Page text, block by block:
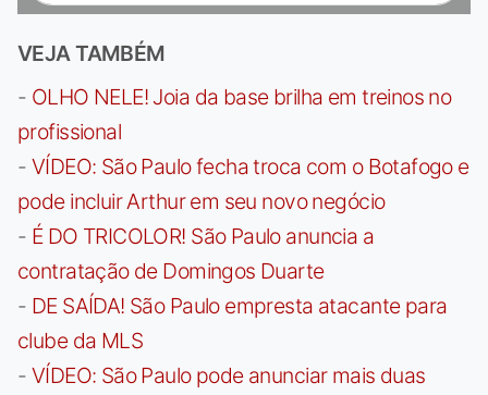
VEJA TAMBÉM
- OLHO NELE! Joia da base brilha em treinos no
profissional
- VÍDEO: São Paulo fecha troca com o Botafogo e
pode incluir Arthur em seu novo negócio
- É DO TRICOLOR! São Paulo anuncia a
contratação de Domingos Duarte
- DE SAÍDA! São Paulo empresta atacante para
clube da MLS
- VÍDEO: São Paulo pode anunciar mais duas